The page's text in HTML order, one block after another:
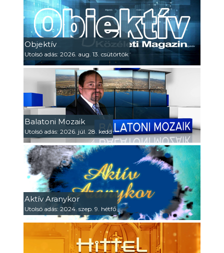
Objektív
Utolsó adás: 2026. aug. 13. csütörtök
Balatoni Mozaik
Utolsó adás: 2026. júl. 28. kedd
Aktív Aranykor
Utolsó adás: 2024. szep. 9. hétfő